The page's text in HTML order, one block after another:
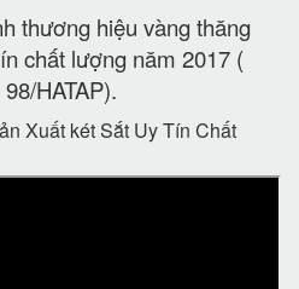
thương hiệu vàng thăng
chất lượng năm 2017 (
HATAP).
Xuất két Sắt Uy Tín Chất